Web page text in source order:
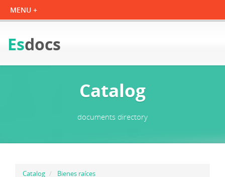
Esdocs
Catalog
documents directory
Catalog Bienes raíces